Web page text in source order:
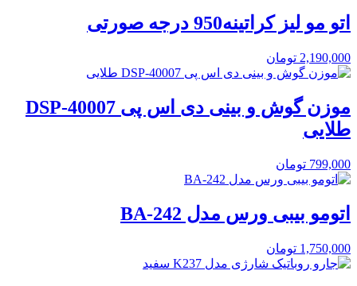
اتو مو لیز کراتینه950 درجه صورتی
2,190,000 تومان
موزن گوش و بینی دی اس پی DSP-40007
طلایی
799,000 تومان
اتومو بیبی ورس مدل BA-242
1,750,000 تومان